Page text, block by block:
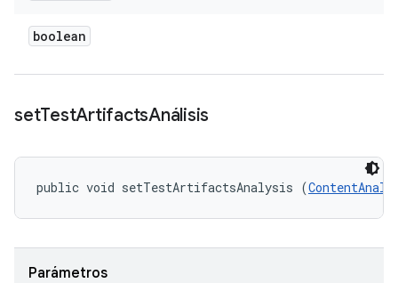
boolean
setTestArtifactsAnálisis
public void setTestArtifactsAnalysis (
Parámetros